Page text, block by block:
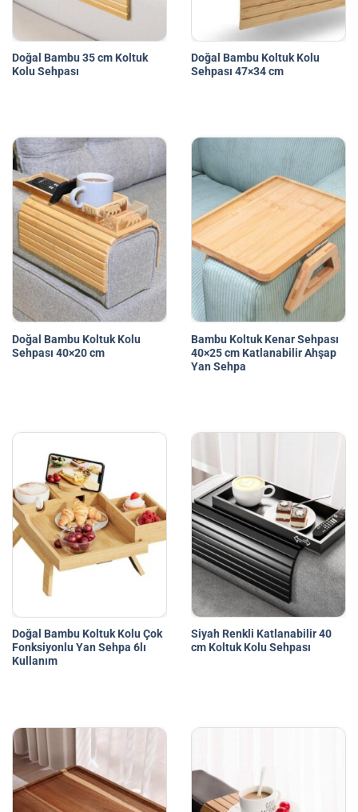
Doğal Bambu 35 cm Koltuk
Kolu Sehpası
Doğal Bambu Koltuk Kolu
Sehpası 47×34 cm
Doğal Bambu Koltuk Kolu
Sehpası 40×20 cm
Bambu Koltuk Kenar Sehpası
40×25 cm Katlanabilir Ahşap
Yan Sehpa
Doğal Bambu Koltuk Kolu Çok
Fonksiyonlu Yan Sehpa 6lı
Kullanım
Siyah Renkli Katlanabilir 40
cm Koltuk Kolu Sehpası